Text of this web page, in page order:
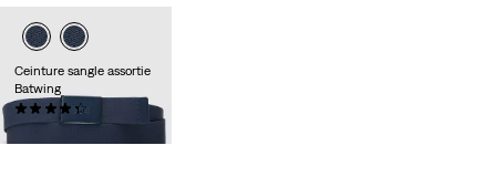
Ceinture sangle assortie
Batwing
25,00 €